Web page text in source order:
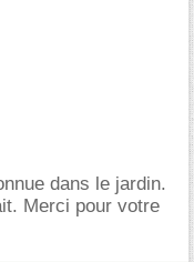
dans le jardin.
Merci pour votre